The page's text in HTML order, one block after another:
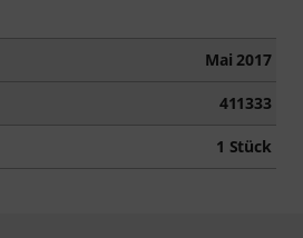
Mai 2017
411333
1 Stück